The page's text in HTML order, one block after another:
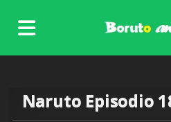
content
Naruto Episodio